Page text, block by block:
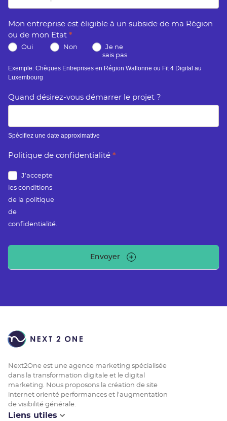
Mon entreprise est éligible à un subside de ma Région
ou de mon Etat *
Oui Non
Je ne
sais pas
Exemple: Chèques Entreprises en Région Wallonne ou Fit 4 Digital au
Luxembourg
Quand désirez-vous démarrer le projet ?
Spécifiez une date approximative
Politique de confidentialité *
J'accepte
les conditions
de la politique
de
confidentialité.
Envoyer
Next2One est une agence marketing spécialisée
dans la transformation digitale et le digital
marketing. Nous proposons la création de site
internet orienté performances et l'augmentation
de visibilité générale.
Liens utiles